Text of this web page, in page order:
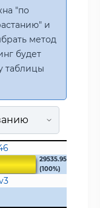
"по
и
метод
будет
таблицы
29535.95
(100%)